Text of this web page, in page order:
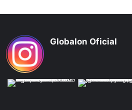
Globalon Oficial